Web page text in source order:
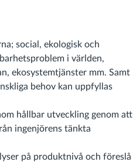
social, ekologisk och
i världen,
ekosystemtjänster mm. Samt
behov kan uppfyllas
hållbar utveckling genom att
ingenjörens tänkta
på produktnivå och föreslå